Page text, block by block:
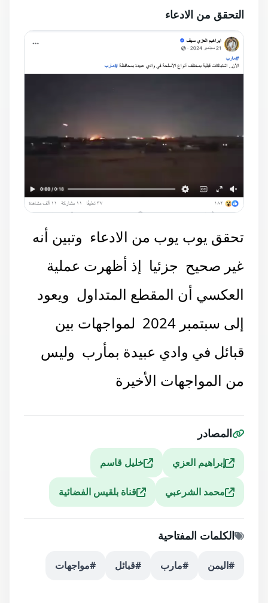
التحقق من الادعاء
تحقق يوب يوب من الادعاء وتبين أنه
غير صحيح جزئيا إذ أظهرت عملية
العكسي أن المقطع المتداول ويعود
إلى سبتمبر 2024 لمواجهات بين
قبائل في وادي عبيدة بمأرب وليس
من المواجهات الأخيرة
المصادر
إبراهيم العزي خليل قاسم
محمد الشرعبي قناة بلقيس الفضائية
الكلمات المفتاحية
#اليمن #مارب #قبائل #مواجهات